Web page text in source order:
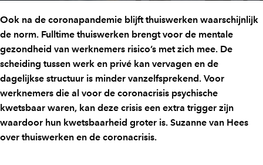
Ook na de coronapandemie blijft thuiswerken waarschijnlijk
de norm. Fulltime thuiswerken brengt voor de mentale
gezondheid van werknemers risico’s met zich mee. De
scheiding tussen werk en privé kan vervagen en de
dagelijkse structuur is minder vanzelfsprekend. Voor
werknemers die al voor de coronacrisis psychische
kwetsbaar waren, kan deze crisis een extra trigger zijn
waardoor hun kwetsbaarheid groter is. Suzanne van Hees
over thuiswerken en de coronacrisis.